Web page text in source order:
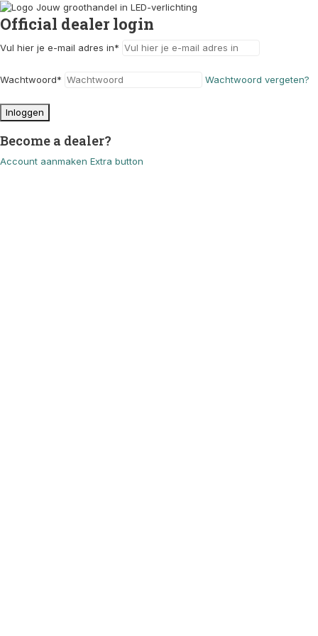
Official dealer login
Vul hier je e-mail adres in*
Wachtwoord* Wachtwoord vergeten?
Inloggen
Become a dealer?
Account aanmaken Extra button